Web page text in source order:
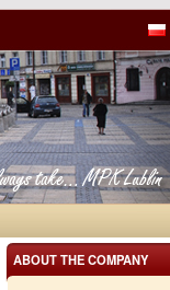
ABOUT THE COMPANY